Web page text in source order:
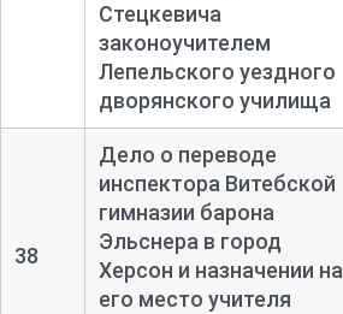
Стецкевича
законоучителем
Лепельского уездного
дворянского училища
38
Дело о переводе
инспектора Витебской
гимназии барона
Эльснера в город
Херсон и назначении на
его место учителя